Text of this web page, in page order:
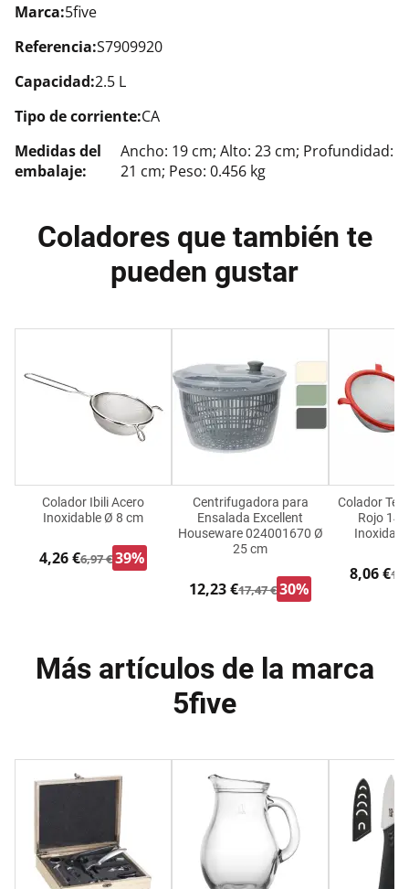
Marca:5five
Referencia:S7909920
Capacidad:2.5 L
Tipo de corriente:CA
Medidas del
embalaje:
Ancho: 19 cm; Alto: 23 cm; Profundidad:
21 cm; Peso: 0.456 kg
Coladores que también te
pueden gustar
Colador Ibili Acero
Inoxidable Ø 8 cm
4,26 €6,97 €39%
Centrifugadora para
Ensalada Excellent
Houseware 024001670 Ø
25 cm
12,23 €17,47 €30%
Colador
Rojo 14
8,06 €
Más artículos de la marca
5five